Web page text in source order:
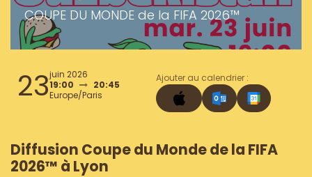
COUPE DU MONDE de la FIFA 2026™
23juin 2026
19:00
20:45
Europe/Paris
Ajouter au calendrier :
Diffusion Coupe du Monde de la FIFA
2026™ à Lyon